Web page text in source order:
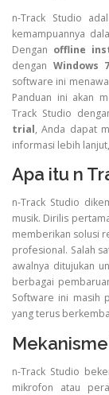
n-Track Studio
kemampuannya
Dengan offline
dengan Windows
software ini
Panduan ini akan
Track Studio
trial, Anda dapat
informasi lebih
Apa itu n
n-Track Studio
musik. Dirilis
memberikan solusi
profesional. Salah
awalnya ditujukan
berbagai
Software ini masih
yang terus
n-Track Studio
mikrofon atau